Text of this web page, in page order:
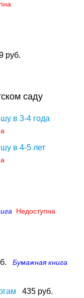
руб.
саду
в 3-4 года
в 4-5 лет
Недоступна
Бумажная книга
435 руб.